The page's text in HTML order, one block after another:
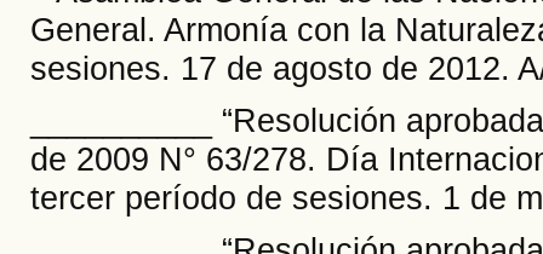
General. Armonía con la
sesiones. 17 de agosto de 2012.
__________ “Resolución
de 2009 N° 63/278. Día
tercer período de sesiones. 1 de